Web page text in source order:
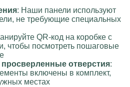
: Наши панели используют
не требующие специальных
QR-код на коробке с
чтобы посмотреть пошаговые
отверстия:
включены в комплект,
местах